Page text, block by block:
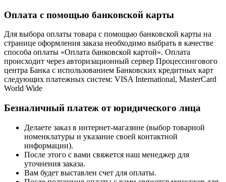
Оплата с помощью банковской карты
Для выбора оплаты товара с помощью банковской карты на
странице оформления заказа необходимо выбрать в качестве
способа оплаты «Оплата банковской картой». Оплата
происходит через авторизационный сервер Процессингового
центра Банка с использованием Банковских кредитных карт
следующих платежных систем: VISA International, MasterCard
World Wide
Безналичный платеж от юридического лица
Делаете заказ в интернет-магазине (выбор товарной
номенклатуры и указание своей контактной
информации).
После этого с вами свяжется наш менеджер для
уточнения заказа.
Вам будет выставлен счет для оплаты.